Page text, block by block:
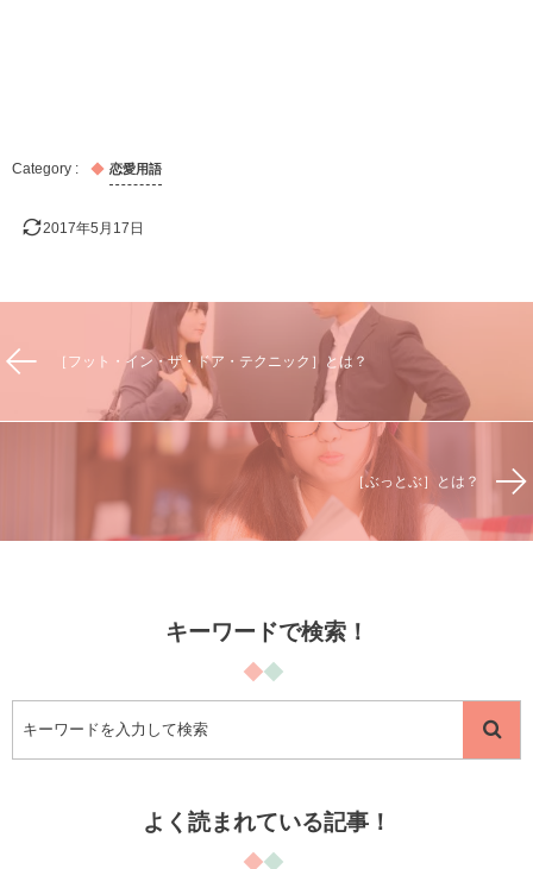
恋愛用語
2017年5月17日
［フット・イン・ザ・ドア・テクニック］とは？
［ぶっとぶ］とは？
キーワードで検索！
よく読まれている記事！